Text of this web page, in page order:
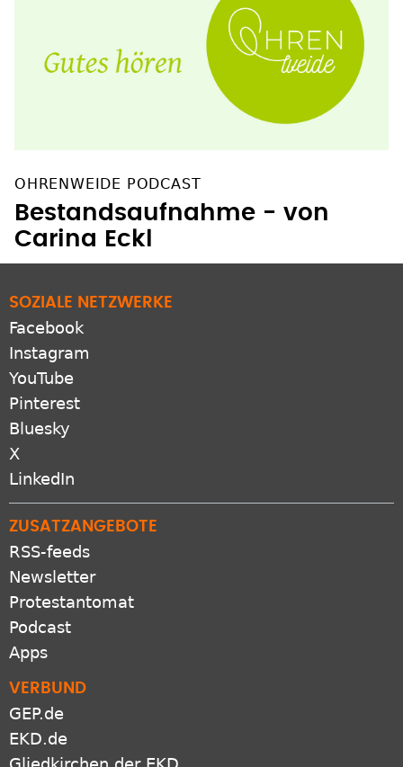
OHRENWEIDE PODCAST
Bestandsaufnahme - von
Carina Eckl
SOZIALE NETZWERKE
Facebook
Instagram
YouTube
Pinterest
Bluesky
X
LinkedIn
ZUSATZANGEBOTE
RSS-feeds
Newsletter
Protestantomat
Podcast
Apps
VERBUND
GEP.de
EKD.de